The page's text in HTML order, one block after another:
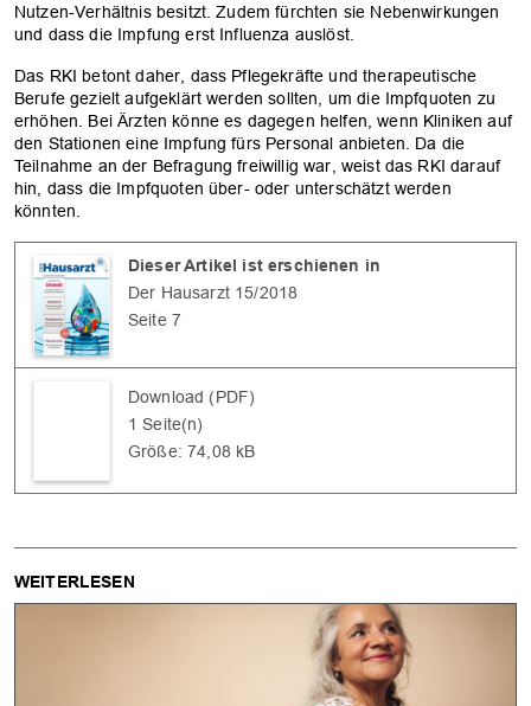
OK
Nutzen-Verhältnis besitzt. Zudem fürchten sie Nebenwirkungen
und dass die Impfung erst Influenza auslöst.
Das RKI betont daher, dass Pflegekräfte und therapeutische
Berufe gezielt aufgeklärt werden sollten, um die Impfquoten zu
erhöhen. Bei Ärzten könne es dagegen helfen, wenn Kliniken auf
den Stationen eine Impfung fürs Personal anbieten. Da die
Teilnahme an der Befragung freiwillig war, weist das RKI darauf
hin, dass die Impfquoten über- oder unterschätzt werden
könnten.
Dieser Artikel ist erschienen in
Der Hausarzt 15/2018
Seite 7
Download (PDF)
1 Seite(n)
Größe: 74,08 kB
WEITERLESEN